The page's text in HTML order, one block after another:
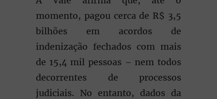
momento, pagou cerca de R$ 3,5
bilhões em acordos de
indenização fechados com mais
de 15,4 mil pessoas – nem todos
decorrentes de processos
judiciais. No entanto, dados da